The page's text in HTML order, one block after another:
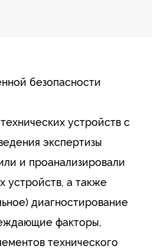
безопасности
устройств с
экспертизы
и проанализировали
устройств, а также
диагностирование
факторы,
технического